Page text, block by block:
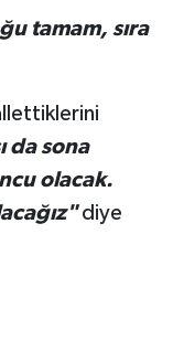
tamam, sıra
da sona
olacak.
diye